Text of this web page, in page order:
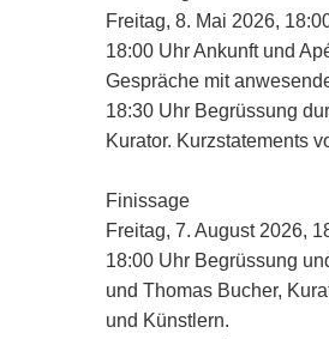
Freitag, 8. Mai 2026,
18:00 Uhr Ankunft und
Gespräche mit
18:30 Uhr Begrüssung
Kurator. Kurzstatements
Finissage
Freitag, 7. August 2026,
18:00 Uhr Begrüssung
und Thomas Bucher,
und Künstlern.